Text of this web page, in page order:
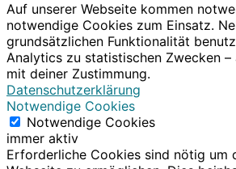
Auf unserer Webseite kommen
notwendige Cookies zum Einsatz.
grundsätzlichen Funktionalität
Analytics zu statistischen Zwecken
mit deiner Zustimmung.
Datenschutzerklärung
Notwendige Cookies
Notwendige Cookies
immer aktiv
Erforderliche Cookies sind nötig um